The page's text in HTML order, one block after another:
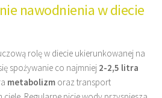
nawodnienia w diecie
rolę w diecie ukierunkowanej na
spożywanie co najmniej 2-2,5 litra
metabolizm oraz transport